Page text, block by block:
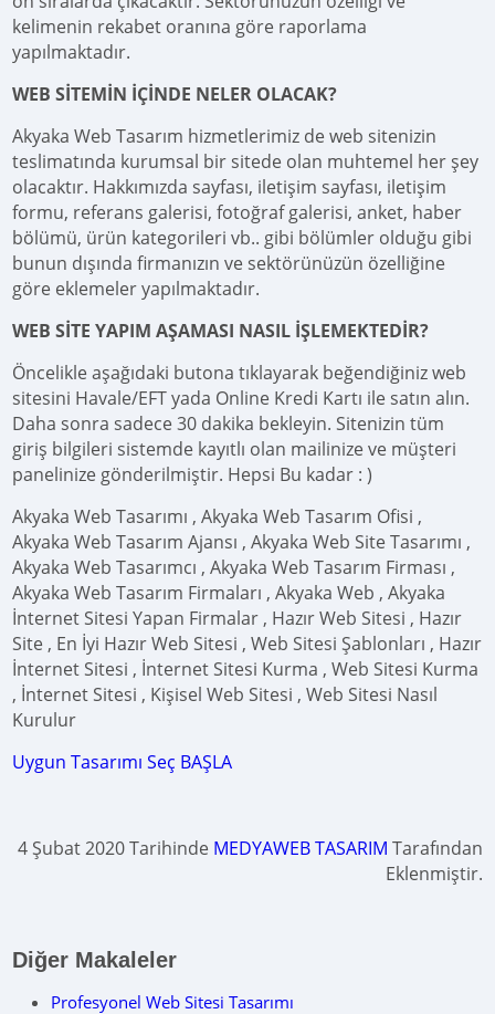
kelimenin rekabet oranına göre raporlama
yapılmaktadır.
WEB SİTEMİN İÇİNDE NELER OLACAK?
Akyaka Web Tasarım hizmetlerimiz de web sitenizin
teslimatında kurumsal bir sitede olan muhtemel her şey
olacaktır. Hakkımızda sayfası, iletişim sayfası, iletişim
formu, referans galerisi, fotoğraf galerisi, anket, haber
bölümü, ürün kategorileri vb.. gibi bölümler olduğu gibi
bunun dışında firmanızın ve sektörünüzün özelliğine
göre eklemeler yapılmaktadır.
WEB SİTE YAPIM AŞAMASI NASIL İŞLEMEKTEDİR?
Öncelikle aşağıdaki butona tıklayarak beğendiğiniz web
sitesini Havale/EFT yada Online Kredi Kartı ile satın alın.
Daha sonra sadece 30 dakika bekleyin. Sitenizin tüm
giriş bilgileri sistemde kayıtlı olan mailinize ve müşteri
panelinize gönderilmiştir. Hepsi Bu kadar : )
Akyaka Web Tasarımı , Akyaka Web Tasarım Ofisi ,
Akyaka Web Tasarım Ajansı , Akyaka Web Site Tasarımı ,
Akyaka Web Tasarımcı , Akyaka Web Tasarım Firması ,
Akyaka Web Tasarım Firmaları , Akyaka Web , Akyaka
İnternet Sitesi Yapan Firmalar , Hazır Web Sitesi , Hazır
Site , En İyi Hazır Web Sitesi , Web Sitesi Şablonları , Hazır
İnternet Sitesi , İnternet Sitesi Kurma , Web Sitesi Kurma
, İnternet Sitesi , Kişisel Web Sitesi , Web Sitesi Nasıl
Kurulur
Uygun Tasarımı Seç BAŞLA
4 Şubat 2020 Tarihinde MEDYAWEB TASARIM Tarafından
Eklenmiştir.
Diğer Makaleler
Profesyonel Web Sitesi Tasarımı